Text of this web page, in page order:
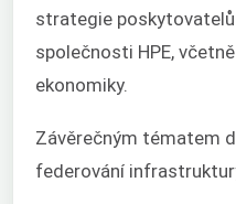
strategie
společnosti HPE,
ekonomiky.
Závěrečným tématem
federování